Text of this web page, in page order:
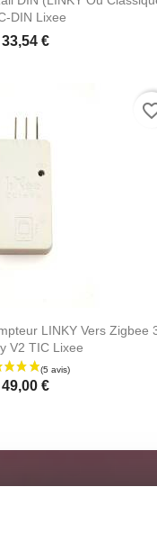
DIN Lixee
33,54 €
LINKY Vers Zigbee
V2 TIC Lixee
49,00 €